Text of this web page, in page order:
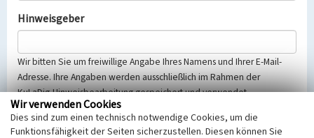
Hinweisgeber
Wir bitten Sie um freiwillige Angabe Ihres Namens und Ihrer E-Mail-
Adresse. Ihre Angaben werden ausschließlich im Rahmen der
KuLaDig-Hinweisbearbeitung gespeichert und verwendet.
Selbstverständlich werden diese entsprechend der Vorschriften des
Telemediengesetzes, des Datenschutzgesetzes NRW und der seit
Wir verwenden Cookies
Dies sind zum einen technisch notwendige Cookies, um die
Funktionsfähigkeit der Seiten sicherzustellen. Diesen können Sie